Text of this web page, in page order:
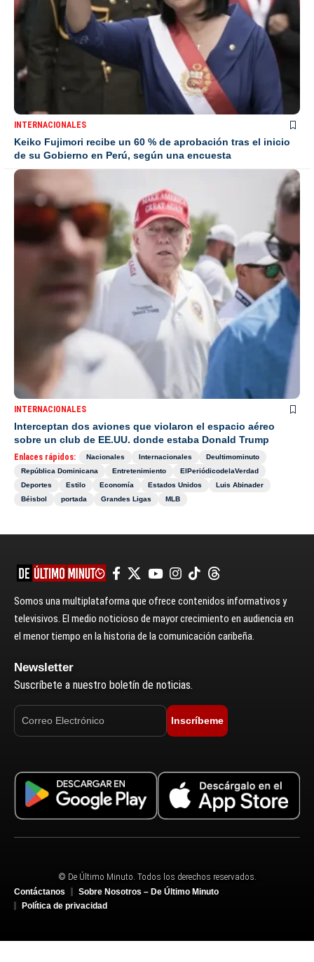
INTERNACIONALES
Keiko Fujimori recibe un 60 % de aprobación tras el inicio
de su Gobierno en Perú, según una encuesta
INTERNACIONALES
Interceptan dos aviones que violaron el espacio aéreo
sobre un club de EE.UU. donde estaba Donald Trump
Enlaces rápidos: Nacionales Internacionales
Deultimominuto
República Dominicana
Entretenimiento
ElPeriódicodelaVerdad
Deportes
Estilo Economía Estados Unidos
Luis Abinader
Béisbol
portada Grandes Ligas MLB
Somos una multiplataforma que ofrece contenidos informativos y
televisivos. El medio noticioso de mayor crecimiento en audiencia en
el menor tiempo en la historia de la comunicación caribeña.
Newsletter
Suscríbete a nuestro boletín de noticias.
Inscríbeme
© De Último Minuto. Todos los derechos reservados.
Contáctanos
Sobre Nosotros – De Último Minuto
Política de privacidad